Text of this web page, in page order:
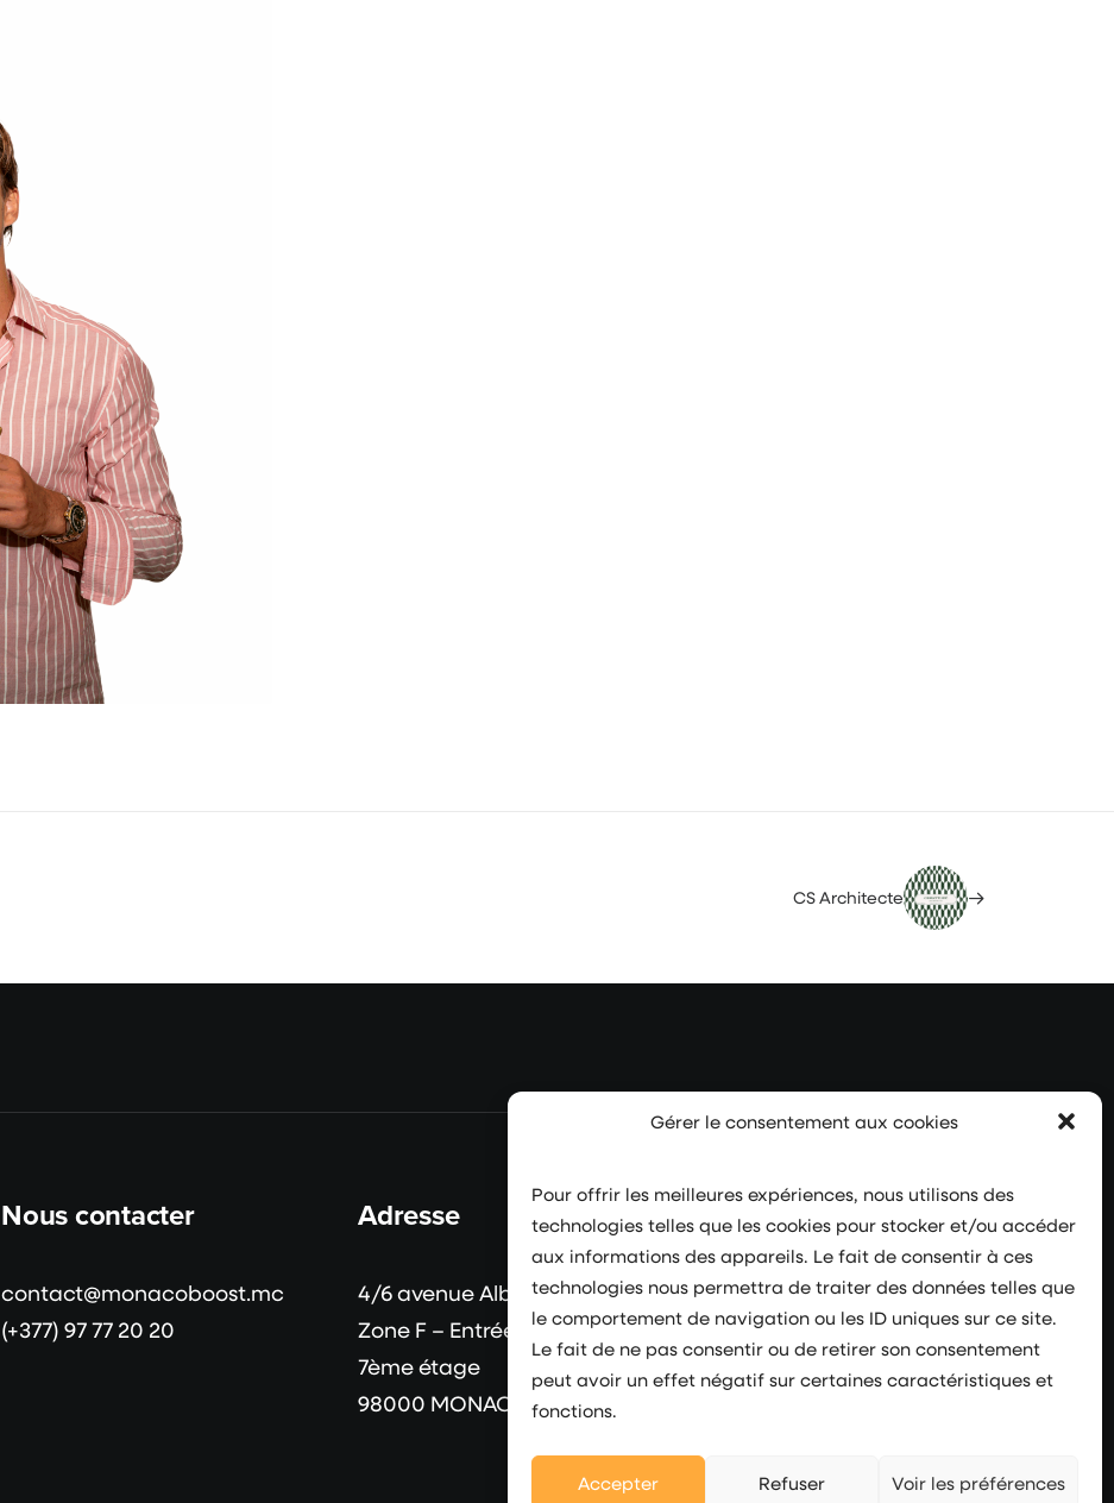
Gérer le consentement aux cookies
Pour offrir les meilleures expériences, nous utilisons des
technologies telles que les cookies pour stocker et/ou accéder
aux informations des appareils. Le fait de consentir à ces
technologies nous permettra de traiter des données telles que
le comportement de navigation ou les ID uniques sur ce site.
Le fait de ne pas consentir ou de retirer son consentement
peut avoir un effet négatif sur certaines caractéristiques et
fonctions.
Accepter Refuser Voir les préférences
CS Architecte
Nous contacter
contact@monacoboost.mc
(+377) 97 77 20 20
Adresse
4/6 avenue Albert II
Zone F – Entrée B
7ème étage
98000 MONACO
Suivez-nous